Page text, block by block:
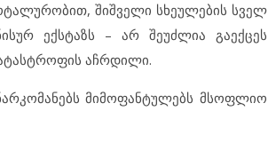
შიშველი სხეულების სველ
ექსტაზს – არ შეუძლია გაექცეს
აჩრდილი.
მიმოფანტულებს მსოფლიო